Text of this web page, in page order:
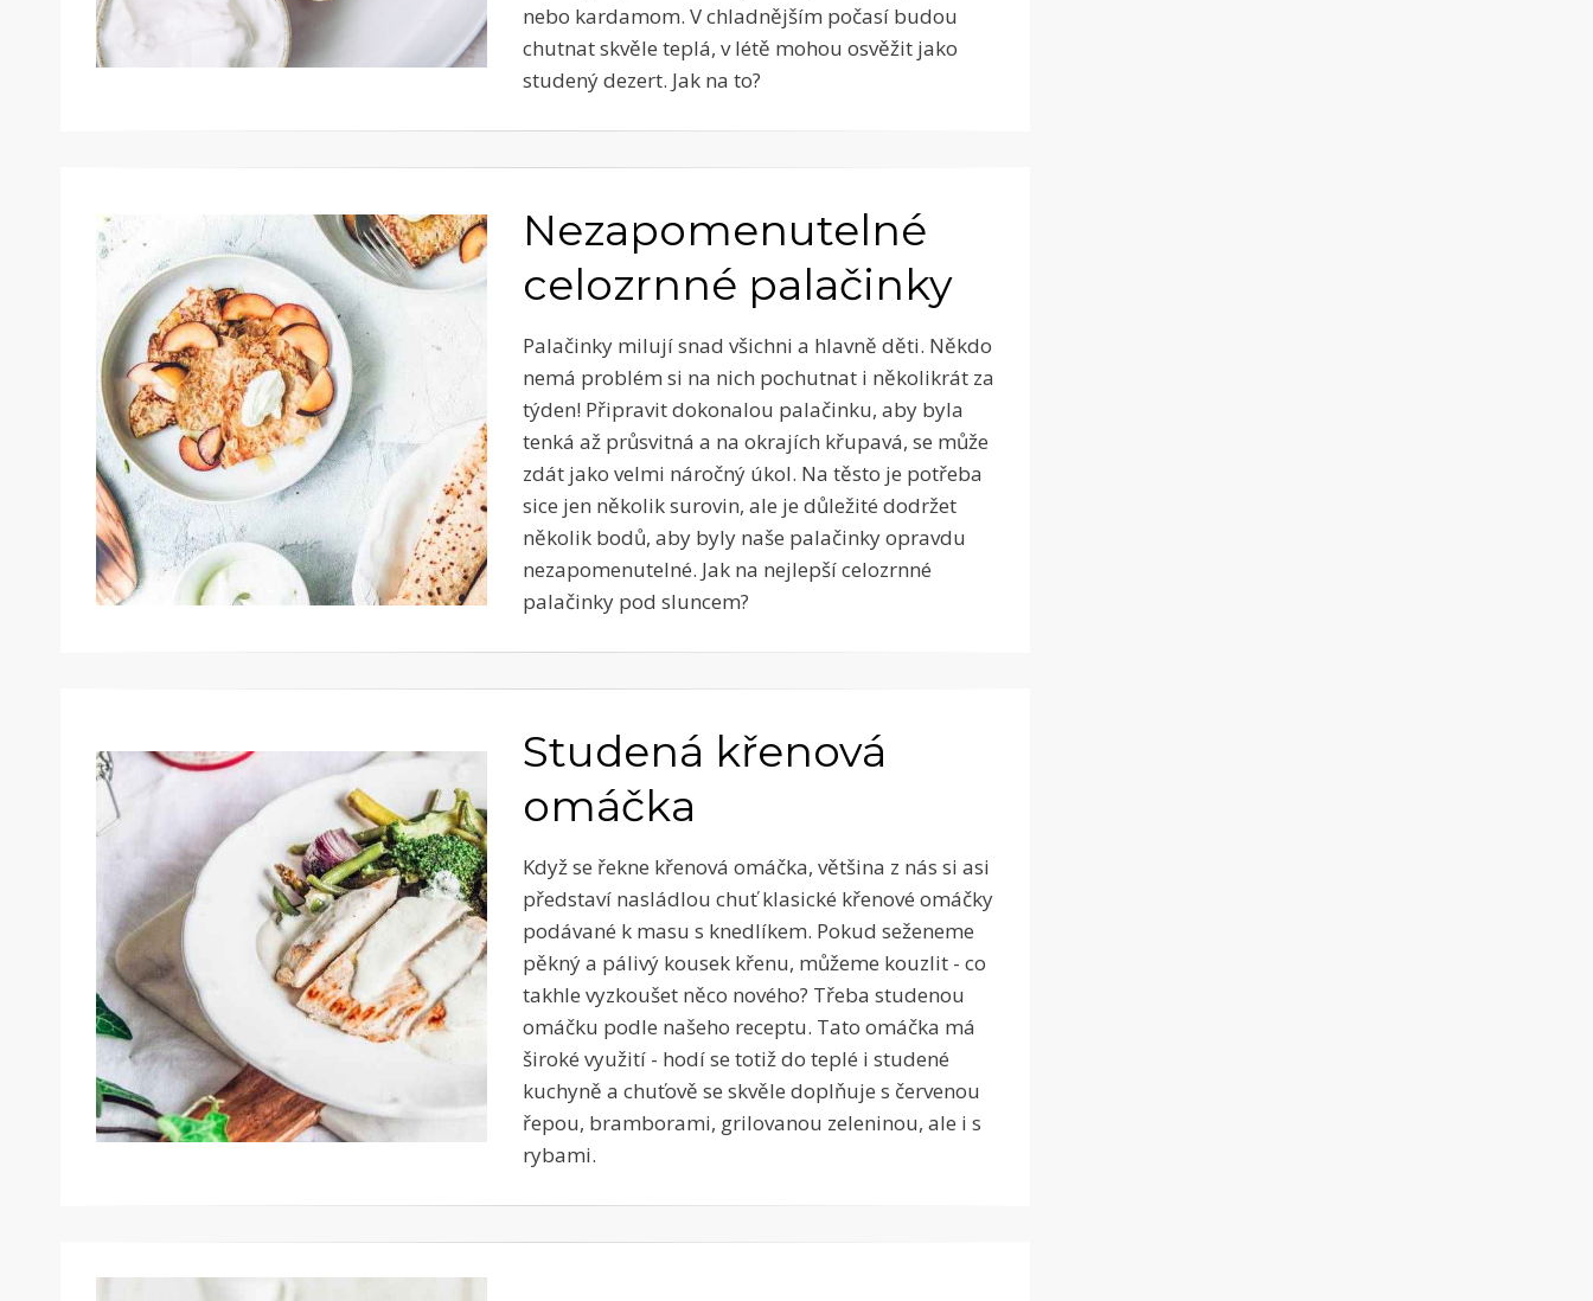
nebo kardamom. V chladnějším počasí budou
chutnat skvěle teplá, v létě mohou osvěžit jako
studený dezert. Jak na to?
Nezapomenutelné
celozrnné palačinky
Palačinky milují snad všichni a hlavně děti. Někdo
nemá problém si na nich pochutnat i několikrát za
týden! Připravit dokonalou palačinku, aby byla
tenká až průsvitná a na okrajích křupavá, se může
zdát jako velmi náročný úkol. Na těsto je potřeba
sice jen několik surovin, ale je důležité dodržet
několik bodů, aby byly naše palačinky opravdu
nezapomenutelné. Jak na nejlepší celozrnné
palačinky pod sluncem?
Studená křenová
omáčka
Když se řekne křenová omáčka, většina z nás si asi
představí nasládlou chuť klasické křenové omáčky
podávané k masu s knedlíkem. Pokud seženeme
pěkný a pálivý kousek křenu, můžeme kouzlit - co
takhle vyzkoušet něco nového? Třeba studenou
omáčku podle našeho receptu. Tato omáčka má
široké využití - hodí se totiž do teplé i studené
kuchyně a chuťově se skvěle doplňuje s červenou
řepou, bramborami, grilovanou zeleninou, ale i s
rybami.